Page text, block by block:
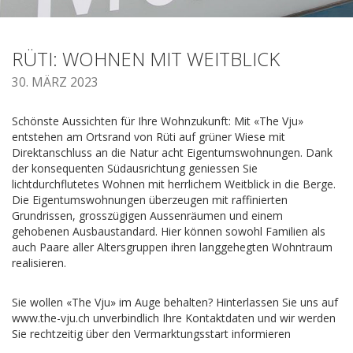
RÜTI: WOHNEN MIT WEITBLICK
30. MÄRZ 2023
Schönste Aussichten für Ihre Wohnzukunft: Mit «The Vju»
entstehen am Ortsrand von Rüti auf grüner Wiese mit
Direktanschluss an die Natur acht Eigentumswohnungen. Dank
der konsequenten Südausrichtung geniessen Sie
lichtdurchflutetes Wohnen mit herrlichem Weitblick in die Berge.
Die Eigentumswohnungen überzeugen mit raffinierten
Grundrissen, grosszügigen Aussenräumen und einem
gehobenen Ausbaustandard. Hier können sowohl Familien als
auch Paare aller Altersgruppen ihren langgehegten Wohntraum
realisieren.
Sie wollen «The Vju» im Auge behalten? Hinterlassen Sie uns auf
www.the-vju.ch unverbindlich Ihre Kontaktdaten und wir werden
Sie rechtzeitig über den Vermarktungsstart informieren